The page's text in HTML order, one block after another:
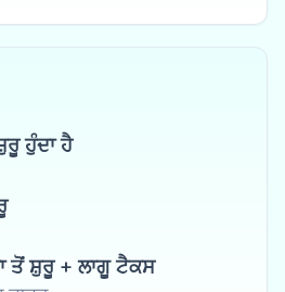
ਹੁੰਦਾ ਹੈ
ਤੋਂ ਸ਼ੁਰੂ + ਲਾਗੂ ਟੈਕਸ